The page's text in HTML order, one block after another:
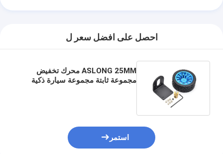
احصل على افضل سعر ل
ASLONG 25MM محرك تخفيض
مجموعة ثابتة مجموعة سيارة ذكية
استمر